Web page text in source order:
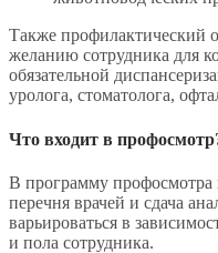
Также профилактический
желанию сотрудника для
обязательной
уролога, стоматолога,
Что входит в
В программу профосмотра
перечня врачей и сдача
варьироваться в
и пола сотрудника.